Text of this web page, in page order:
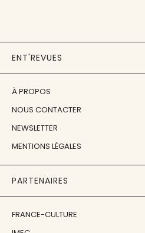
ENT'REVUES
À PROPOS
NOUS CONTACTER
NEWSLETTER
MENTIONS LÉGALES
PARTENAIRES
FRANCE-CULTURE